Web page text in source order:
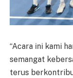
“Acara ini kami
semangat
terus